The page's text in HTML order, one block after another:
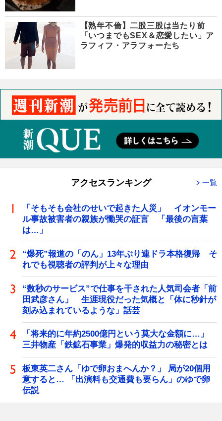
【熟年不倫】二股三股は当たり前
「いつまでもSEX＆恋愛したい」ア
ラフィフ・アラフォーたち
アクセスランキング 一覧
「そもそも会社のせいで起きた人災」 イオンモー
ル事故被害者の親族が慟哭の証言 「最後の言葉
は…」
“爆死”報道の「のん」13年ぶり連ドラ本格復帰 そ
れでも視聴者の評判が上々な理由
“数秒のサービス”で仕事を干された人気司会者「前
田武彦さん」 生涯現役だった気概と「体に秒針が
刻み込まれているような」話芸
「将来的に年約2500億円という莫大な金額に…」
三井物産「鉄鉱石事業」爆発的収益力の秘密とは
板東英二さん「ゆで卵おまへんか？」 局が20個用
意すると… 「出演料も交通費も要らん」のゆで卵
伝説